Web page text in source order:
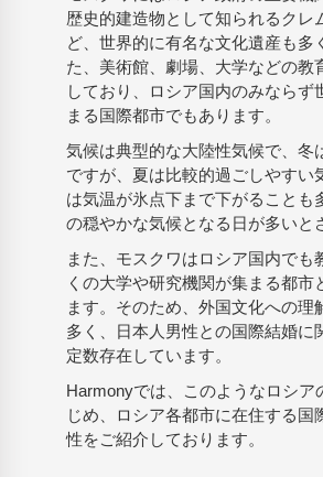
歴史的建造物として知られるクレ
ど、世界的に有名な文化遺産も多
た、美術館、劇場、大学などの教
しており、ロシア国内のみならず
まる国際都市でもあります。
気候は典型的な大陸性気候で、冬
ですが、夏は比較的過ごしやすい
は気温が氷点下まで下がること
の穏やかな気候となる日が多いと
また、モスクワはロシア国内でも
くの大学や研究機関が集まる都市
ます。そのため、外国文化への理
多く、日本人男性との国際結婚に
定数存在しています。
Harmonyでは、このようなロシア
じめ、ロシア各都市に在住する国
性をご紹介しております。